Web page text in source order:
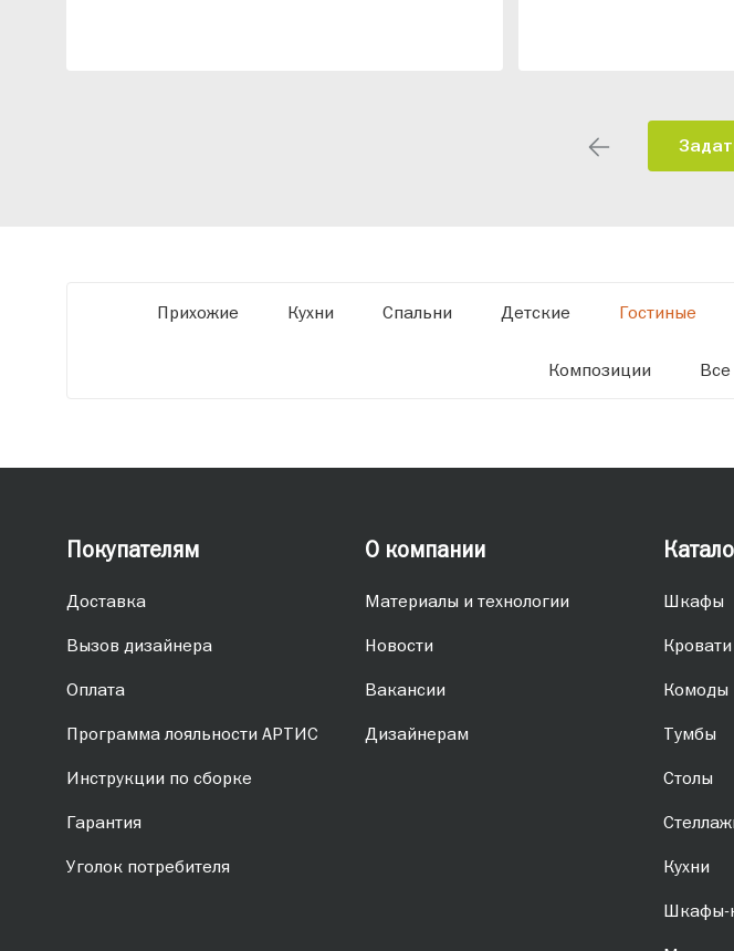
Прихожие Кухни Спальни Детские Гостиные
Композиции
Покупателям
Доставка
Вызов дизайнера
Оплата
Программа лояльности АРТИС
Инструкции по сборке
Гарантия
Уголок потребителя
О компании
Материалы и технологии
Новости
Вакансии
Дизайнерам
Шкафы
Кровати
Комоды
Тумбы
Столы
Кухни
Шкафы-